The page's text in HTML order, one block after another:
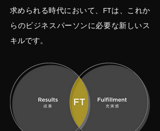
求められる時代において、FTは、これか
らのビジネスパーソンに必要な新しいス
キルです。